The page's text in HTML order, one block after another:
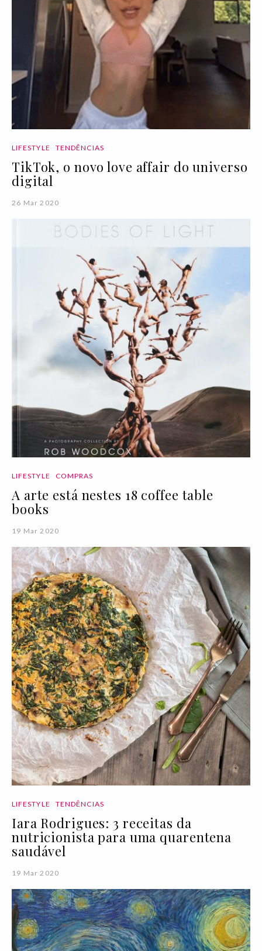
LIFESTYLE TENDÊNCIAS
TikTok, o novo love affair do universo
digital
26 Mar 2020
LIFESTYLE COMPRAS
A arte está nestes 18 coffee table
books
19 Mar 2020
LIFESTYLE TENDÊNCIAS
Iara Rodrigues: 3 receitas da
nutricionista para uma quarentena
saudável
19 Mar 2020